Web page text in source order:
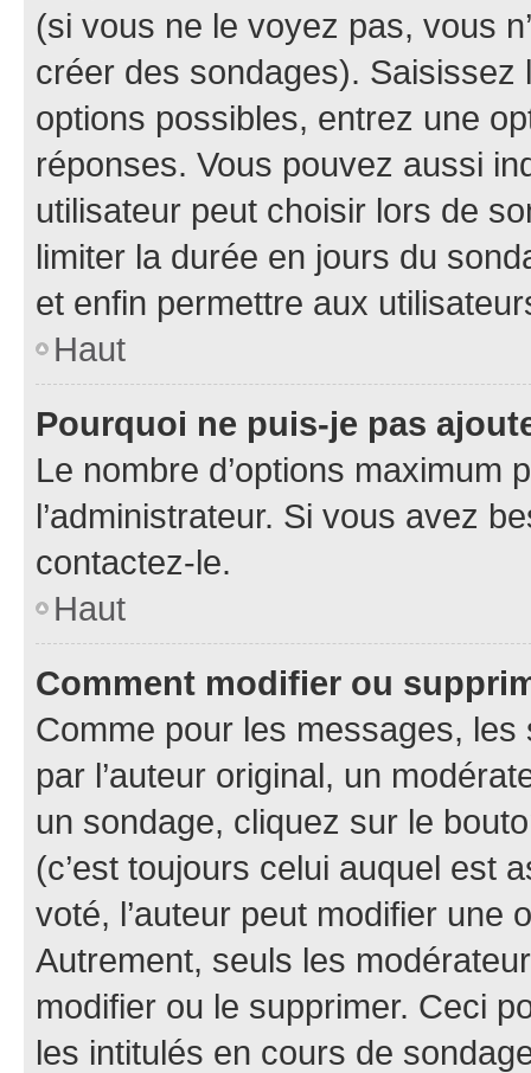
(si vous ne le voyez pas, vous
créer des sondages).
options possibles, entrez une
réponses. Vous pouvez aussi
utilisateur peut choisir lors de
limiter la durée en jours du
et enfin permettre aux
Haut
Pourquoi ne puis-je pas
Le nombre d’options maximum
l’administrateur. Si vous avez
contactez-le.
Haut
Comment modifier ou
Comme pour les messages,
par l’auteur original, un
un sondage, cliquez sur le
(c’est toujours celui auquel est
voté, l’auteur peut modifier une
Autrement, seuls les
modifier ou le supprimer. Ceci
les intitulés en cours de